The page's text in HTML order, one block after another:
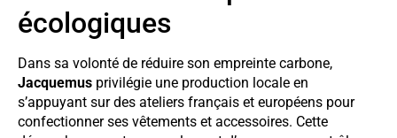
écologiques
Dans sa volonté de réduire son empreinte carbone,
Jacquemus privilégie une production locale en
s’appuyant sur des ateliers français et européens pour
confectionner ses vêtements et accessoires. Cette